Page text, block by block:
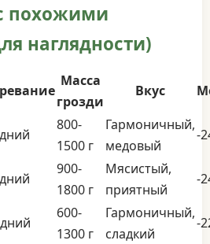
похожими
наглядности)
Масса
грозди
Вкус
800-
1500 г
Гармоничный,
медовый
-
900-
1800 г
Мясистый,
приятный
-
600-
1300 г
Гармоничный,
сладкий
-